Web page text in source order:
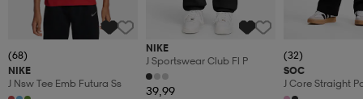
(68)
NIKE
J Nsw Tee Emb Futura Ss
NIKE
J Sportswear Club Fl P
39,99
(32)
SOC
J Core Straight